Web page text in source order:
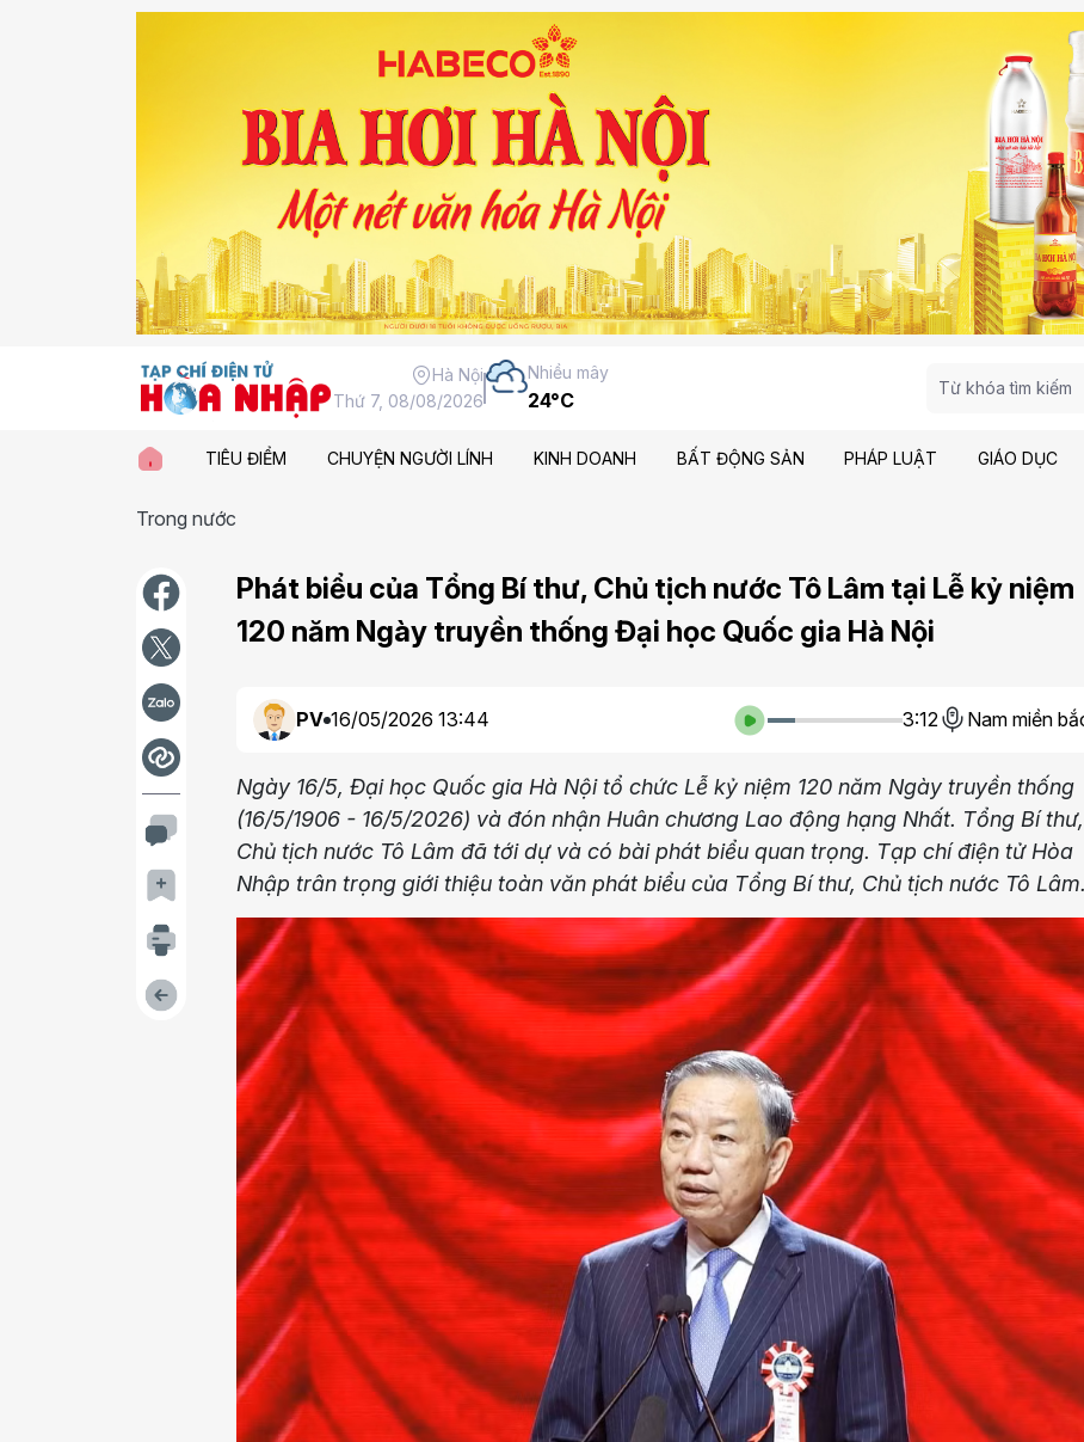
Hà Nội
Thứ 7, 08/08/2026
Nhiều mây
24°C
TIÊU ĐIỂM CHUYỆN NGƯỜI LÍNH KINH DOANH BẤT ĐỘNG SẢN PHÁP LUẬT GIÁO DỤC
Trong nước
Phát biểu của Tổng Bí thư, Chủ tịch nước Tô Lâm tại Lễ kỷ niệm
120 năm Ngày truyền thống Đại học Quốc gia Hà Nội
PV 16/05/2026 13:44 3:12 Nam miền
Ngày 16/5, Đại học Quốc gia Hà Nội tổ chức Lễ kỷ niệm 120 năm Ngày truyền thống
(16/5/1906 - 16/5/2026) và đón nhận Huân chương Lao động hạng Nhất. Tổng Bí thư,
Chủ tịch nước Tô Lâm đã tới dự và có bài phát biểu quan trọng. Tạp chí điện tử Hòa
Nhập trân trọng giới thiệu toàn văn phát biểu của Tổng Bí thư, Chủ tịch nước Tô Lâm.